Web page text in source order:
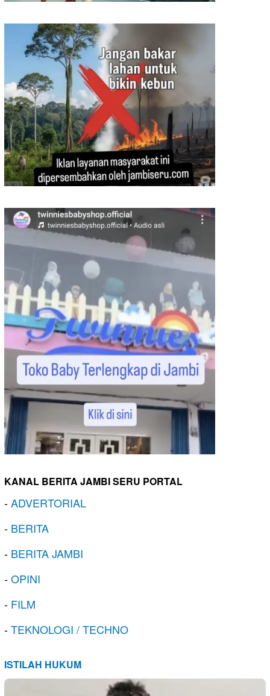
KANAL BERITA JAMBI SERU PORTAL
-ADVERTORIAL
- BERITA
- BERITA JAMBI
-OPINI
- FILM
-TEKNOLOGI / TECHNO
ISTILAH HUKUM